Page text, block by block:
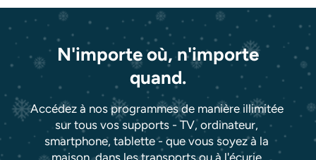
N'importe où, n'importe
quand.
Accédez à nos programmes de manière illimitée
sur tous vos supports - TV, ordinateur,
smartphone, tablette - que vous soyez à la